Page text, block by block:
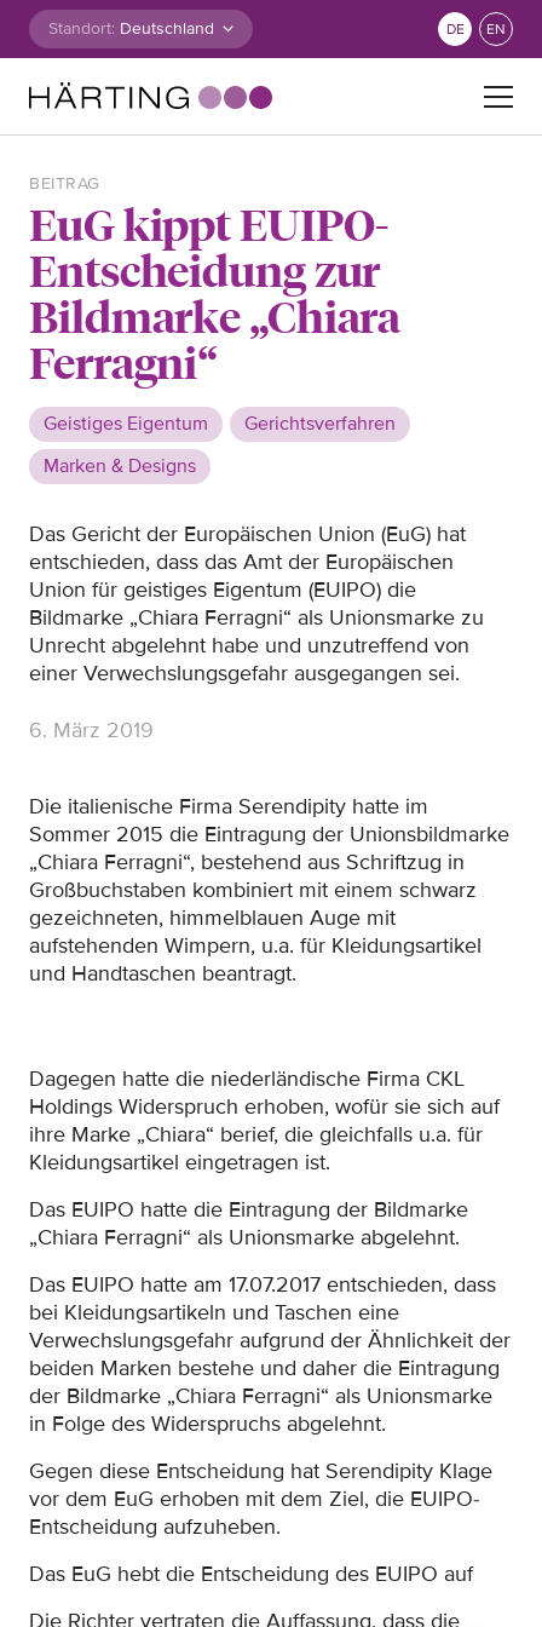
Zum Inhalt springen
Standort: DE EN
BEITRAG
EuG kippt EUIPO-
Entscheidung zur
Bildmarke „Chiara
Ferragni“
Geistiges Eigentum
Gerichtsverfahren
Marken & Designs
Das Gericht der Europäischen Union (EuG) hat
entschieden, dass das Amt der Europäischen
Union für geistiges Eigentum (EUIPO) die
Bildmarke „Chiara Ferragni“ als Unionsmarke zu
Unrecht abgelehnt habe und unzutreffend von
einer Verwechslungsgefahr ausgegangen sei.
6. März 2019
Die italienische Firma Serendipity hatte im
Sommer 2015 die Eintragung der Unionsbildmarke
„Chiara Ferragni“, bestehend aus Schriftzug in
Großbuchstaben kombiniert mit einem schwarz
gezeichneten, himmelblauen Auge mit
aufstehenden Wimpern, u.a. für Kleidungsartikel
und Handtaschen beantragt.
Dagegen hatte die niederländische Firma CKL
Holdings Widerspruch erhoben, wofür sie sich auf
ihre Marke „Chiara“ berief, die gleichfalls u.a. für
Kleidungsartikel eingetragen ist.
Das EUIPO hatte die Eintragung der Bildmarke
„Chiara Ferragni“ als Unionsmarke abgelehnt.
Das EUIPO hatte am 17.07.2017 entschieden, dass
bei Kleidungsartikeln und Taschen eine
Verwechslungsgefahr aufgrund der Ähnlichkeit der
beiden Marken bestehe und daher die Eintragung
der Bildmarke „Chiara Ferragni“ als Unionsmarke
in Folge des Widerspruchs abgelehnt.
Gegen diese Entscheidung hat Serendipity Klage
vor dem EuG erhoben mit dem Ziel, die EUIPO-
Entscheidung aufzuheben.
Das EuG hebt die Entscheidung des EUIPO auf
Die Richter vertraten die Auffassung, dass die